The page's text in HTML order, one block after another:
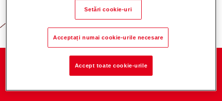
Setări cookie-uri
Acceptați numai cookie-urile necesare
Accept toate cookie-urile